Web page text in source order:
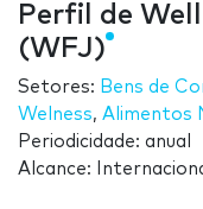
Perfil de
(WFJ)
Setores: Bens de
Welness, Alimentos
Periodicidade: anual
Alcance: